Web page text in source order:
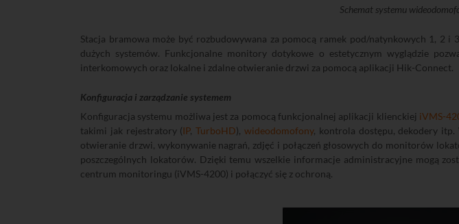
Schemat systemu
Stacja bramowa może być rozbudowywana za pomocą ramek pod/natynkowych 1, 2 i
dużych systemów. Funkcjonalne monitory dotykowe o estetycznym wyglądzie
interkomowych oraz lokalne i zdalne otwieranie drzwi za pomocą aplikacji Hik-Connect.
Konfiguracja i zarządzanie systemem
Konfiguracja systemu możliwa jest za pomocą funkcjonalnej aplikacji klienckiej iVMS-
takimi jak rejestratory (IP,TurboHD),wideodomofony, kontrola dostępu, dekodery itp.
otwieranie drzwi, wykonywanie nagrań, zdjęć i połączeń głosowych do monitorów
poszczególnych lokatorów. Dzięki temu wszelkie informacje administracyjne mogą
centrum monitoringu (iVMS-4200) i połączyć się z ochroną.